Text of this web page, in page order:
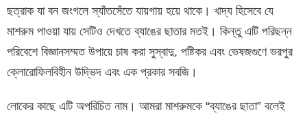
ছত্রাক যা বন জংগলে স্যাঁতসেঁতে যায়গায় হয়ে থাকে। খাদ্য হিসেবে যে
মাশরুম পাওয়া যায় সেটিও দেখতে ব্যাঙের ছাতার মতই। কিন্তু এটি পরিছন্ন
পরিবেশে বিজ্ঞানসম্মত উপায়ে চাষ করা সুস্বাদু, পষ্টিকর এবং ভেষজগুণে ভরপুর
ক্লোরোফিলবিহীন উদ্ভিদ এবং এক প্রকার সবজি।
লোকের কাছে এটি অপরিচিত নাম। আমরা মাশরুমকে “ব্যাঙের ছাতা” বলেই